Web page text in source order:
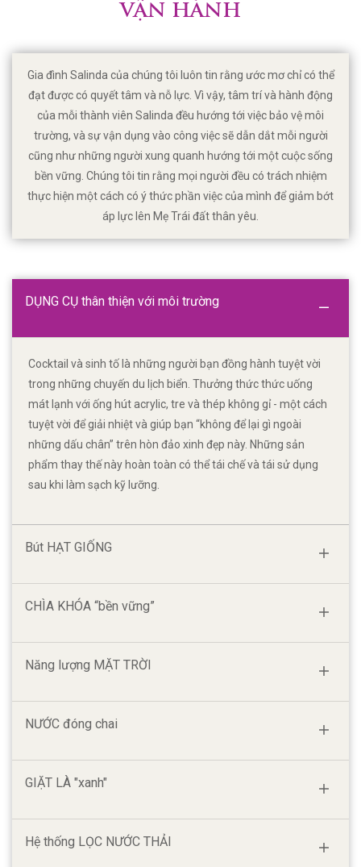
VẬN HÀNH
Gia đình Salinda của chúng tôi luôn tin rằng ước mơ chỉ có thể
đạt được có quyết tâm và nỗ lực. Vì vậy, tâm trí và hành động
của mỗi thành viên Salinda đều hướng tới việc bảo vệ môi
trường, và sự vận dụng vào công việc sẽ dẫn dắt mỗi người
cũng như những người xung quanh hướng tới một cuộc sống
bền vững. Chúng tôi tin rằng mọi người đều có trách nhiệm
thực hiện một cách có ý thức phần việc của mình để giảm bớt
áp lực lên Mẹ Trái đất thân yêu.
DỤNG CỤ thân thiện với môi trường
Cocktail và sinh tố là những người bạn đồng hành tuyệt vời
trong những chuyến du lịch biển. Thưởng thức thức uống
mát lạnh với ống hút acrylic, tre và thép không gỉ - một cách
tuyệt vời để giải nhiệt và giúp bạn “không để lại gì ngoài
những dấu chân” trên hòn đảo xinh đẹp này. Những sản
phẩm thay thế này hoàn toàn có thể tái chế và tái sử dụng
sau khi làm sạch kỹ lưỡng.
Bút HẠT GIỐNG
CHÌA KHÓA “bền vững”
Năng lượng MẶT TRỜI
NƯỚC đóng chai
GIẶT LÀ "xanh"
Hệ thống LỌC NƯỚC THẢI